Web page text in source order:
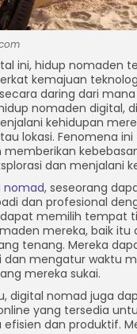
ini, hidup nomaden
kemajuan
daring dari
nomaden digital,
kehidupan
lokasi. Fenomena
memberikan
dan menjalani
nomad, seseorang
dan profesional
memilih tempat
mereka, baik itu
tenang. Mereka
dan mengatur waktu
mereka sukai.
digital nomad juga
yang tersedia
efisien dan produktif.